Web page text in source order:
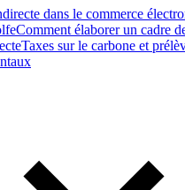
dans le commerce
Comment élaborer un cadre
Taxes sur le carbone et